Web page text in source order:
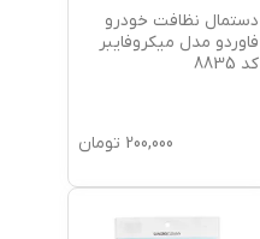
دستمال نظافت خودرو
فاوردو مدل میکروفایبر
کد 8835
200,000 تومان